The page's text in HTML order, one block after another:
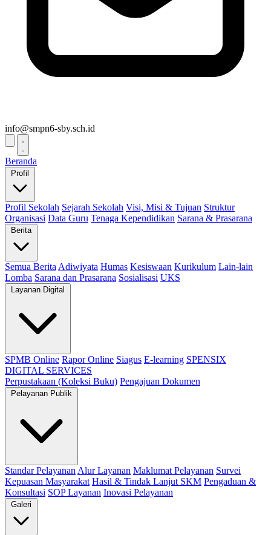
info@smpn6-sby.sch.id
Beranda
Profil
Profil Sekolah Sejarah Sekolah Visi, Misi & Tujuan Struktur
Organisasi Data Guru Tenaga Kependidikan Sarana & Prasarana
Berita
Semua Berita Adiwiyata Humas Kesiswaan Kurikulum Lain-lain
Lomba Sarana dan Prasarana Sosialisasi UKS
Layanan Digital
SPMB Online Rapor Online Siagus E-learning SPENSIX
DIGITAL SERVICES
Perpustakaan (Koleksi Buku) Pengajuan Dokumen
Pelayanan Publik
Standar Pelayanan Alur Layanan Maklumat Pelayanan Survei
Kepuasan Masyarakat Hasil & Tindak Lanjut SKM Pengaduan &
Konsultasi SOP Layanan Inovasi Pelayanan
Galeri